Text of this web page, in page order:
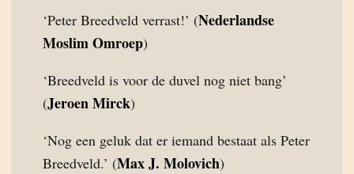
‘Peter Breedveld verrast!’ (Nederlandse
Moslim Omroep)
‘Breedveld is voor de duvel nog niet bang’
(Jeroen Mirck)
‘Nog een geluk dat er iemand bestaat als Peter
Breedveld.’ (Max J. Molovich)